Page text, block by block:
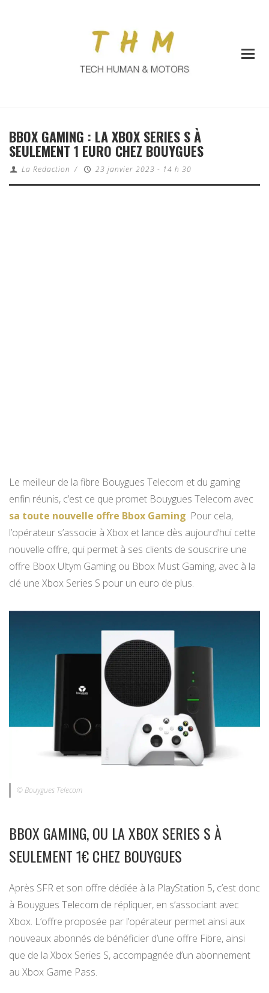
BBOX GAMING : LA XBOX SERIES S À
SEULEMENT 1 EURO CHEZ BOUYGUES
La Redaction / 23 janvier 2023 - 14 h 30
Le meilleur de la fibre Bouygues Telecom et du gaming
enfin réunis, c’est ce que promet Bouygues Telecom avec
sa toute nouvelle offre Bbox Gaming. Pour cela,
l’opérateur s’associe à Xbox et lance dès aujourd’hui cette
nouvelle offre, qui permet à ses clients de souscrire une
offre Bbox Ultym Gaming ou Bbox Must Gaming, avec à la
clé une Xbox Series S pour un euro de plus.
© Bouygues Telecom
BBOX GAMING, OU LA XBOX SERIES S À
SEULEMENT 1€ CHEZ BOUYGUES
Après SFR et son offre dédiée à la PlayStation 5, c’est donc
à Bouygues Telecom de répliquer, en s’associant avec
Xbox. L’offre proposée par l’opérateur permet ainsi aux
nouveaux abonnés de bénéficier d’une offre Fibre, ainsi
que de la Xbox Series S, accompagnée d’un abonnement
au Xbox Game Pass.